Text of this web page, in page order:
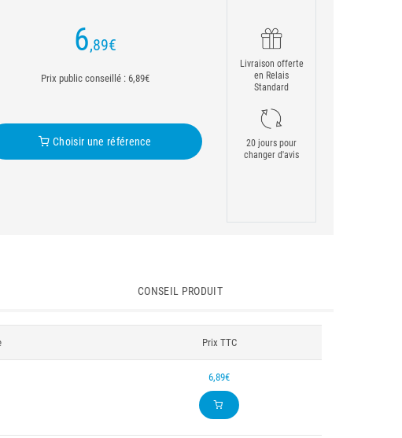
6,89€
Prix public conseillé : 6,89€
Choisir une référence
Livraison offerte
en Relais
Standard
20 jours pour
changer d'avis
CONSEIL PRODUIT
Prix TTC
6,89€